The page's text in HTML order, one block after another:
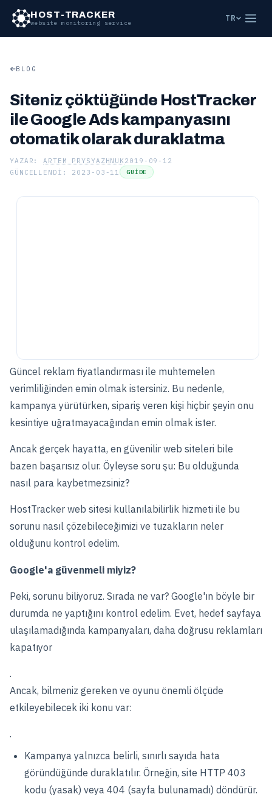
HOST-TRACKER
website monitoring service
TR
BLOG
Siteniz çöktüğünde HostTracker
ile Google Ads kampanyasını
otomatik olarak duraklatma
YAZAR:ARTEM PRYSYAZHNUK 2019-09-12
GÜNCELLENDI: 2023-03-11
GUIDE
Güncel reklam fiyatlandırması ile muhtemelen
verimliliğinden emin olmak istersiniz. Bu nedenle,
kampanya yürütürken, sipariş veren kişi hiçbir şeyin onu
kesintiye uğratmayacağından emin olmak ister.
Ancak gerçek hayatta, en güvenilir web siteleri bile
bazen başarısız olur. Öyleyse soru şu: Bu olduğunda
nasıl para kaybetmezsiniz?
HostTracker web sitesi kullanılabilirlik hizmeti ile bu
sorunu nasıl çözebileceğimizi ve tuzakların neler
olduğunu kontrol edelim.
Google'a güvenmeli miyiz?
Peki, sorunu biliyoruz. Sırada ne var? Google'ın böyle bir
durumda ne yaptığını kontrol edelim. Evet, hedef sayfaya
ulaşılamadığında kampanyaları, daha doğrusu reklamları
kapatıyor
.
Ancak, bilmeniz gereken ve oyunu önemli ölçüde
etkileyebilecek iki konu var:
.
Kampanya yalnızca belirli, sınırlı sayıda hata
göründüğünde duraklatılır. Örneğin, site HTTP 403
kodu (yasak) veya 404 (sayfa bulunamadı) döndürür.